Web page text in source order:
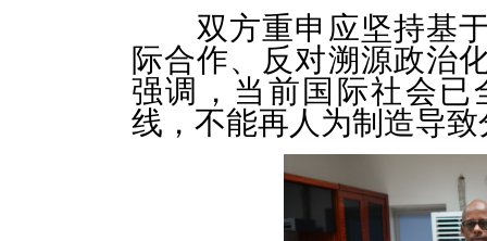
双方重申应坚持基
际合作、反对溯源政治
强调，当前国际社会
线，不能再人为制造导